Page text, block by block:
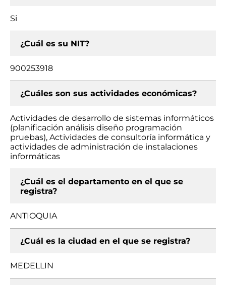
Si
¿Cuál es su NIT?
900253918
¿Cuáles son sus actividades económicas?
Actividades de desarrollo de sistemas informáticos
(planificación análisis diseño programación
pruebas), Actividades de consultoría informática y
actividades de administración de instalaciones
informáticas
¿Cuál es el departamento en el que se
registra?
ANTIOQUIA
¿Cuál es la ciudad en el que se registra?
MEDELLIN